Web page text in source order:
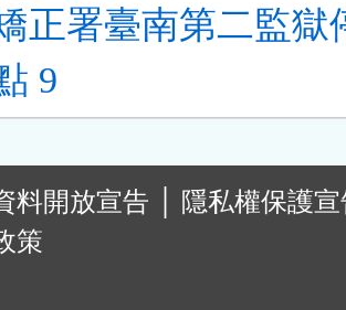
正署臺南第二監獄
9
料開放宣告
隱私權保護
策